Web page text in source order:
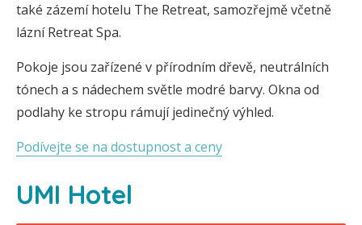
také zázemí hotelu The Retreat, samozřejmě včetně
lázní Retreat Spa.
Pokoje jsou zařízené v přírodním dřevě, neutrálních
tónech a s nádechem světle modré barvy. Okna od
podlahy ke stropu rámují jedinečný výhled.
Podívejte se na dostupnost a ceny
UMI Hotel